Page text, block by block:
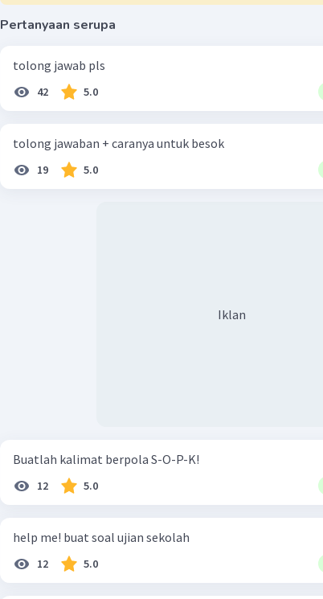
V = Kecepatan
Pertanyaan serupa
tolong jawab pls
42 5.0
tolong jawaban + caranya untuk besok
19 5.0
Iklan
Buatlah kalimat berpola S-O-P-K!
12 5.0
help me! buat soal ujian sekolah
12 5.0